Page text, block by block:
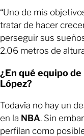
“Uno de mis
tratar de hacer
perseguir sus
2.06 metros de
¿En qué equipo
López?
Todavía no hay un
en la NBA. Sin
perfilan como